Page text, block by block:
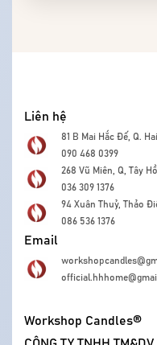
Liên hệ
81 B Mai Hắc Đế, Q.
090 468 0399
268 Vũ Miên, Q, Tây
036 309 1376
94 Xuân Thuỷ, Thảo
086 536 1376
Email
Workshop Candles®